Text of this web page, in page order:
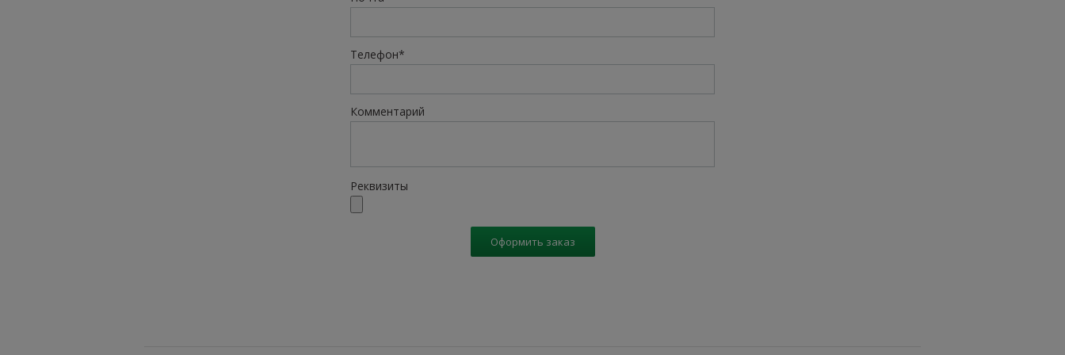
Телефон*
Комментарий
Реквизиты
Оформить заказ